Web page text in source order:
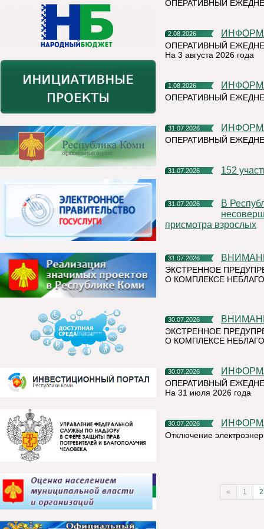
ОПЕРАТИВНЫЙ
2.08.2026
ОПЕРАТИВНЫЙ
На 3 августа 2026 года
1.08.2026
ОПЕРАТИВНЫЙ
31.07.2026
ОПЕРАТИВНЫЙ
31.07.2026 152
31.07.2026
В Республике Коми участились случаи нахождения и купания
присмотра взрослых
31.07.2026
ЭКСТРЕННОЕ
О КОМПЛЕКСЕ
30.07.2026
ЭКСТРЕННОЕ
О КОМПЛЕКСЕ
30.07.2026
ОПЕРАТИВНЫЙ
На 31 июля 2026 года
30.07.2026
Отключение
« 1 2